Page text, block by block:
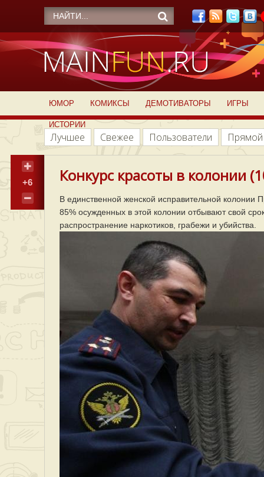
ЮМОР КОМИКСЫ ДЕМОТИВАТОРЫ ИГРЫ
ИСТОРИИ
Лучшее Свежее Пользователи
+6 Конкурс красоты в колонии
В единственной женской исправительной колонии
85% осужденных в этой колонии отбывают свой
распространение наркотиков, грабежи и убийства.